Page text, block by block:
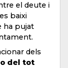
el deute i
baixi
ha pujat
dels
del tot